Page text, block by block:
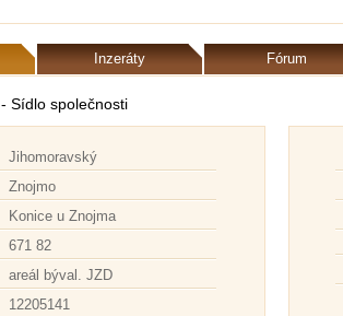
Inzeráty Fórum
- Sídlo společnosti
Jihomoravský
Znojmo
Konice u Znojma
671 82
areál býval. JZD
12205141